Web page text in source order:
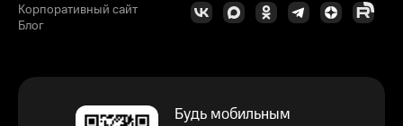
Корпоративный сайт
Блог
Будь мобильным